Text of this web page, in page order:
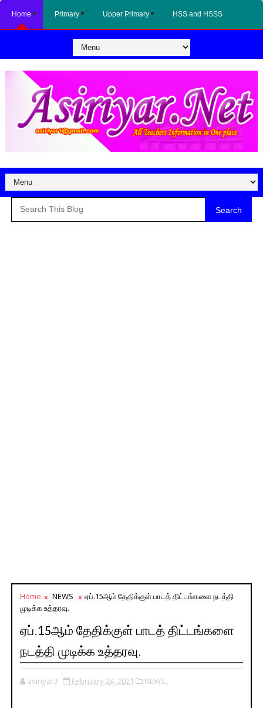
Home Primary Upper Primary HSS and HSSS
Search
Home NEWS
ஏப்.15ஆம் தேதிக்குள் பாடத் திட்டங்களை நடத்தி
முடிக்க உத்தரவு.
ஏப்.15ஆம் தேதிக்குள் பாடத் திட்டங்களை
நடத்தி முடிக்க உத்தரவு.
asiriyar3 February 24, 2021 NEWS,